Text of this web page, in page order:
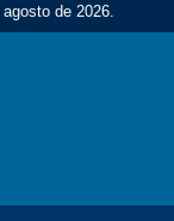
de 2026.